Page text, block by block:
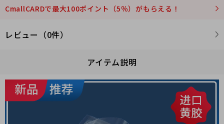
CmallCARDで最大100ポイント（5％）がもらえる！
レビュー（0件）
アイテム説明